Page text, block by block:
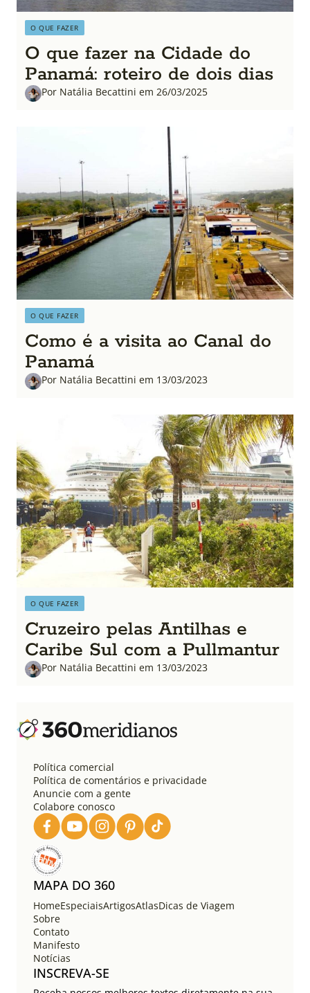
O QUE FAZER
O que fazer na Cidade do
Panamá: roteiro de dois dias
Por Natália Becattini em 26/03/2025
O QUE FAZER
Como é a visita ao Canal do
Panamá
Por Natália Becattini em 13/03/2023
O QUE FAZER
Cruzeiro pelas Antilhas e
Caribe Sul com a Pullmantur
Por Natália Becattini em 13/03/2023
Política comercial
Política de comentários e privacidade
Anuncie com a gente
Colabore conosco
MAPA DO 360
HomeEspeciaisArtigosAtlasDicas de Viagem
Sobre
Contato
Manifesto
Notícias
INSCREVA-SE